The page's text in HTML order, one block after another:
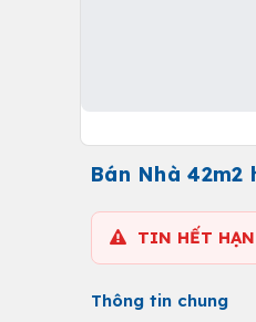
Bán Nhà 42m2
TIN HẾT HẠN
Thông tin chung